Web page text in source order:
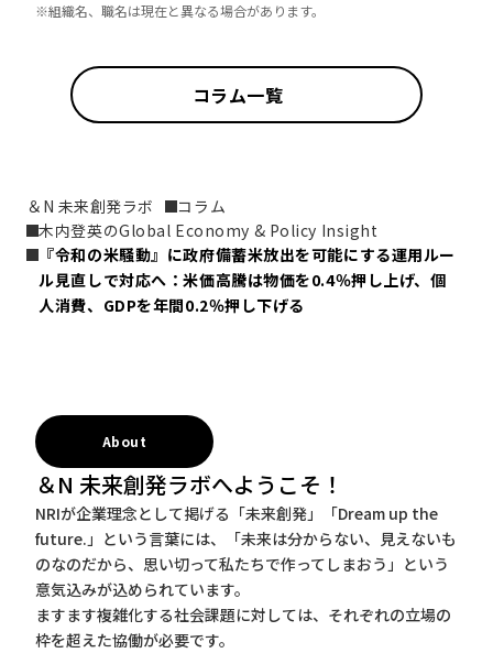
※組織名、職名は現在と異なる場合があります。
コラム一覧
＆N 未来創発ラボ
コラム
木内登英のGlobal Economy & Policy Insight
『令和の米騒動』に政府備蓄米放出を可能にする運用ルー
ル見直しで対応へ：米価高騰は物価を0.4％押し上げ、個
人消費、GDPを年間0.2％押し下げる
About
＆N 未来創発ラボへようこそ！
NRIが企業理念として掲げる「未来創発」「Dream up the
future.」という言葉には、「未来は分からない、見えないも
のなのだから、思い切って私たちで作ってしまおう」という
意気込みが込められています。
ますます複雑化する社会課題に対しては、それぞれの立場の
枠を超えた協働が必要です。